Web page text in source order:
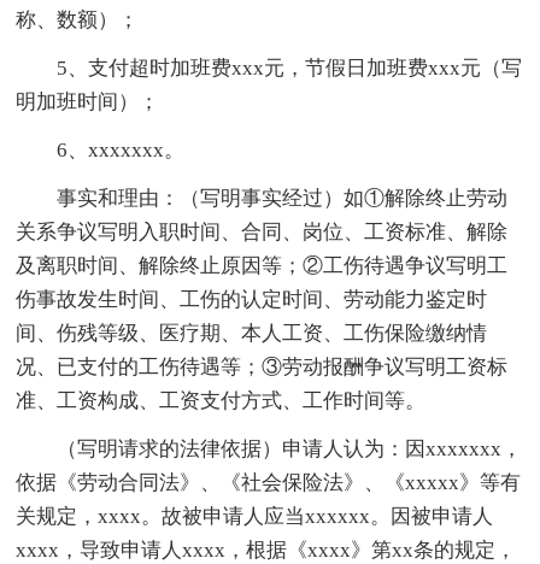
称、数额）；
5、支付超时加班费xxx元，节假日加班费xxx元（写
明加班时间）；
6、xxxxxxx。
事实和理由：（写明事实经过）如①解除终止劳动
关系争议写明入职时间、合同、岗位、工资标准、解除
及离职时间、解除终止原因等；②工伤待遇争议写明工
伤事故发生时间、工伤的认定时间、劳动能力鉴定时
间、伤残等级、医疗期、本人工资、工伤保险缴纳情
况、已支付的工伤待遇等；③劳动报酬争议写明工资标
准、工资构成、工资支付方式、工作时间等。
（写明请求的法律依据）申请人认为：因xxxxxxx，
依据《劳动合同法》、《社会保险法》、《xxxxx》等有
关规定，xxxx。故被申请人应当xxxxxx。因被申请人
xxxx，导致申请人xxxx，根据《xxxx》第xx条的规定，